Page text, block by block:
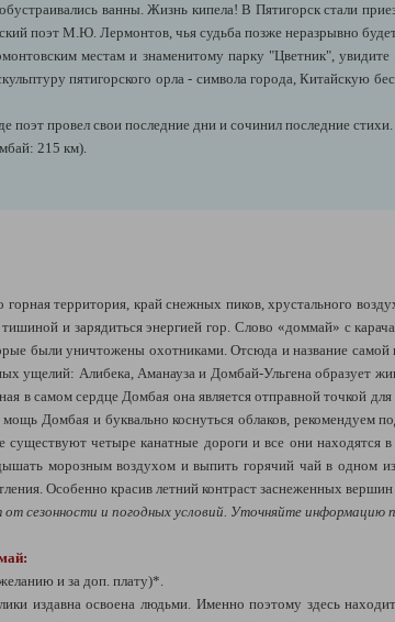
ванны. Жизнь кипела! В Пятигорск стали
поэт М.Ю. Лермонтов, чья судьба позже неразрывно
местам и знаменитому парку "Цветник",
пятигорского орла - символа города, Китайскую
поэт провел свои последние дни и сочинил последние
215 км).
горная территория, край снежных пиков, хрустального
и зарядиться энергией гор. Слово «доммай» с
были уничтожены охотниками. Отсюда и название
ущелий: Алибека, Аманауза и Домбай-Ульгена
в самом сердце Домбая она является отправной точкой
Домбая и буквально коснуться облаков, рекомендуем
существуют четыре канатные дороги и все они находятся
морозным воздухом и выпить горячий чай в одном
Особенно красив летний контраст заснеженных
сезонности и погодных условий. Уточняйте информацию
и за доп. плату)*.
издавна освоена людьми. Именно поэтому здесь